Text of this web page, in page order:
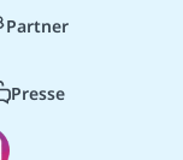
Partner
Presse